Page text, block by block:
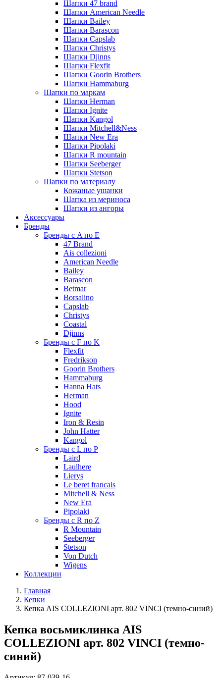
Шапки 47 brand
Шапки American Needle
Шапки Bailey
Шапки Barascon
Шапки Capslab
Шапки Christys
Шапки Djinns
Шапки Flexfit
Шапки Goorin Brothers
Шапки Hammaburg
Шапки по маркам
Шапки Herman
Шапки Ignite
Шапки Kangol
Шапки Mitchell&Ness
Шапки New Era
Шапки Pipolaki
Шапки R mountain
Шапки Seeberger
Шапки Stetson
Шапки по материалу
Кожаные ушанки
Шапка из мериноса
Шапки из ангоры
Аксессуары
Бренды
Бренды с A по E
47 Brand
Ais collezioni
American Needle
Bailey
Barascon
Betmar
Borsalino
Capslab
Christys
Coastal
Djinns
Бренды с F по K
Flexfit
Fredrikson
Goorin Brothers
Hammaburg
Hanna Hats
Herman
Hood
Ignite
Iron & Resin
John Hatter
Kangol
Бренды с L по P
Laird
Laulhere
Lierys
Le beret francais
Mitchell & Ness
New Era
Pipolaki
Бренды с R по Z
R Mountain
Seeberger
Stetson
Von Dutch
Wigens
Коллекции
Главная
Кепки
Кепка AIS COLLEZIONI арт. 802 VINCI (темно-синий)
Кепка восьмиклинка AIS
COLLEZIONI арт. 802 VINCI (темно-
синий)